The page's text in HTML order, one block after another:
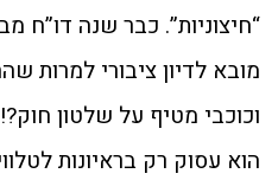
“חיצוניות”. כבר שנה דו”ח
מובא לדיון ציבורי למרות
וכוכבי מטיף על שלטון
הוא עסוק רק בראיונות